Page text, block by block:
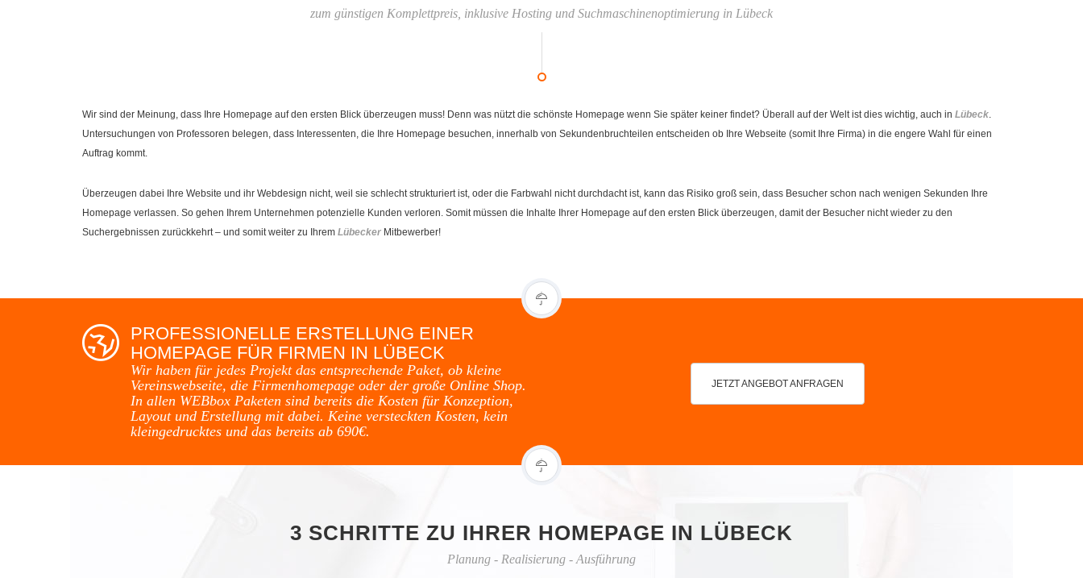
zum günstigen Komplettpreis, inklusive Hosting und Suchmaschinenoptimierung in Lübeck
Wir sind der Meinung, dass Ihre Homepage auf den ersten Blick überzeugen muss! Denn was nützt die schönste Homepage wenn Sie später keiner findet? Überall auf der Welt ist dies wichtig, auch in Lübeck.
Untersuchungen von Professoren belegen, dass Interessenten, die Ihre Homepage besuchen, innerhalb von Sekundenbruchteilen entscheiden ob Ihre Webseite (somit Ihre Firma) in die engere Wahl für einen
Auftrag kommt.
Überzeugen dabei Ihre Website und ihr Webdesign nicht, weil sie schlecht strukturiert ist, oder die Farbwahl nicht durchdacht ist, kann das Risiko groß sein, dass Besucher schon nach wenigen Sekunden Ihre
Homepage verlassen. So gehen Ihrem Unternehmen potenzielle Kunden verloren. Somit müssen die Inhalte Ihrer Homepage auf den ersten Blick überzeugen, damit der Besucher nicht wieder zu den
Suchergebnissen zurückkehrt – und somit weiter zu Ihrem Lübecker Mitbewerber!
PROFESSIONELLE ERSTELLUNG EINER
HOMEPAGE FÜR FIRMEN IN LÜBECK
Wir haben für jedes Projekt das entsprechende Paket, ob kleine
Vereinswebseite, die Firmenhomepage oder der große Online Shop.
In allen WEBbox Paketen sind bereits die Kosten für Konzeption,
Layout und Erstellung mit dabei. Keine versteckten Kosten, kein
kleingedrucktes und das bereits ab 690€.
JETZT ANGEBOT ANFRAGEN
3 SCHRITTE ZU IHRER HOMEPAGE IN LÜBECK
Planung - Realisierung - Ausführung